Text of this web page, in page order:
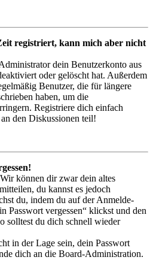
registriert, kann mich aber nicht
dein Benutzerkonto aus
oder gelöscht hat. Außerdem
Benutzer, die für längere
haben, um die
Registriere dich einfach
den Diskussionen teil!
können dir zwar dein altes
du kannst es jedoch
du, indem du auf der Anmelde-
Passwort vergessen“ klickst und den
solltest du dich schnell wieder
in der Lage sein, dein Passwort
dich an die Board-Administration.